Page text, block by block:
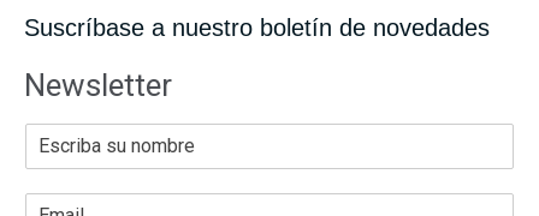
Suscríbase a nuestro boletín de novedades
Newsletter
c